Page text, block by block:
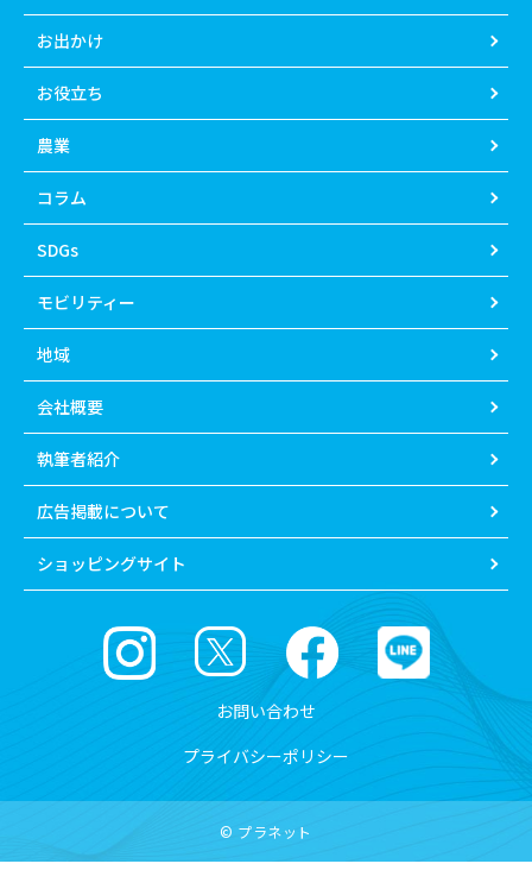
お出かけ
お役立ち
農業
コラム
SDGs
モビリティー
地域
会社概要
執筆者紹介
広告掲載について
ショッピングサイト
お問い合わせ
プライバシーポリシー
© プラネット